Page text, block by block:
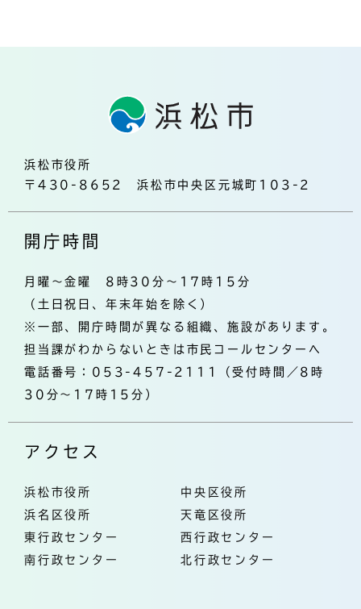
浜松市役所
〒430-8652 浜松市中央区元城町103-2
開庁時間
月曜～金曜 8時30分～17時15分
（土日祝日、年末年始を除く）
※一部、開庁時間が異なる組織、施設があります。
担当課がわからないときは市民コールセンターへ
電話番号：053-457-2111（受付時間／8時
30分～17時15分）
アクセス
浜松市役所
中央区役所
浜名区役所
天竜区役所
東行政センター
西行政センター
南行政センター
北行政センター